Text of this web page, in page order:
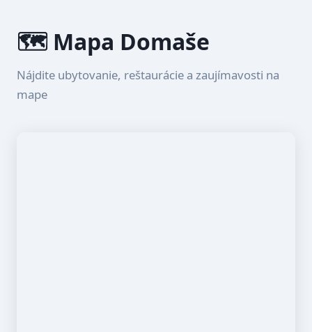
🗺️ Mapa Domaše
Nájdite ubytovanie, reštaurácie a zaujímavosti na
mape